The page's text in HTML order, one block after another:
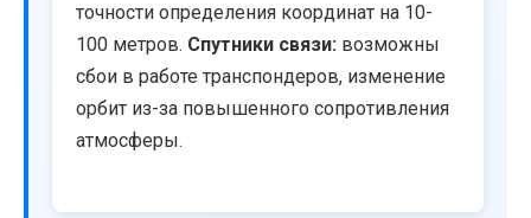
точности определения координат на 10-
100 метров. Спутники связи: возможны
сбои в работе транспондеров, изменение
орбит из-за повышенного сопротивления
атмосферы.